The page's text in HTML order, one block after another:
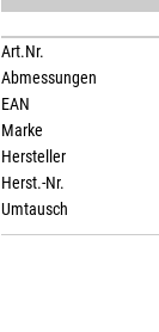
Art.Nr.
Abmessungen
EAN
Marke
Hersteller
Herst.-Nr.
Umtausch